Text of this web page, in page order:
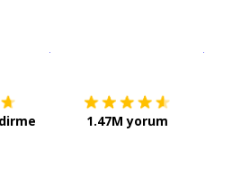
1.47M yorum